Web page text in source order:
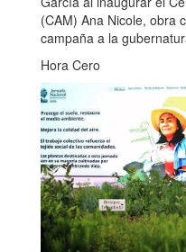
(CAM) Ana Nicole, obra
campaña a la
Hora Cero